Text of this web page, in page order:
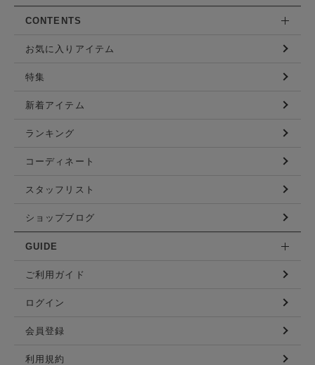
CONTENTS
お気に入りアイテム
特集
新着アイテム
ランキング
コーディネート
スタッフリスト
ショップブログ
GUIDE
ご利用ガイド
ログイン
会員登録
利用規約